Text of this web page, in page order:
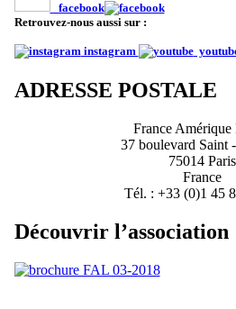
facebook
Retrouvez-nous aussi sur :
instagram
ADRESSE POSTALE
France Amérique
37 boulevard Saint
75014 Paris
France
Tél. : +33 (0)1 45
Découvrir l’association